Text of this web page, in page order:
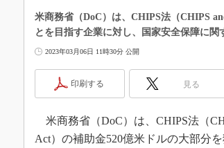
リタイア直
学漂流記
踊るバズワ
Buzzword
この10年で
製品分解で
米商務省（DoC）は、CHIPS法（CHIPS
とを目指す企業に対し、国家安全保障に関
2023年03月06日 11時30分 公開
印刷する 見る
米商務省（DoC）は、CHIPS法（
Act）の補助金520億米ドルの大部分